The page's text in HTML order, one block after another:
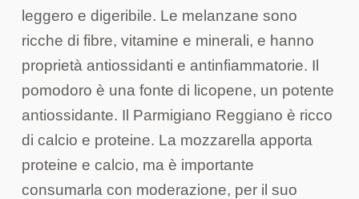
leggero e digeribile. Le melanzane sono
ricche di fibre, vitamine e minerali, e hanno
proprietà antiossidanti e antinfiammatorie. Il
pomodoro è una fonte di licopene, un potente
antiossidante. Il Parmigiano Reggiano è ricco
di calcio e proteine. La mozzarella apporta
proteine e calcio, ma è importante
consumarla con moderazione, per il suo